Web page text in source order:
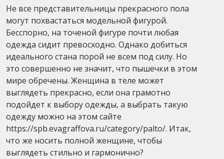
Не все представительницы прекрасного пола
могут похвастаться модельной фигурой.
Бесспорно, на точеной фигуре почти любая
одежда сидит превосходно. Однако добиться
идеального стана порой не всем под силу. Но
это совершенно не значит, что пышечки в этом
мире обречены. Женщина в теле может
выглядеть прекрасно, если она грамотно
подойдет к выбору одежды, а выбрать такую
одежду можно на этом сайте
https://spb.evagraffova.ru/category/palto/. Итак,
что же носить полной женщине, чтобы
выглядеть стильно и гармонично?